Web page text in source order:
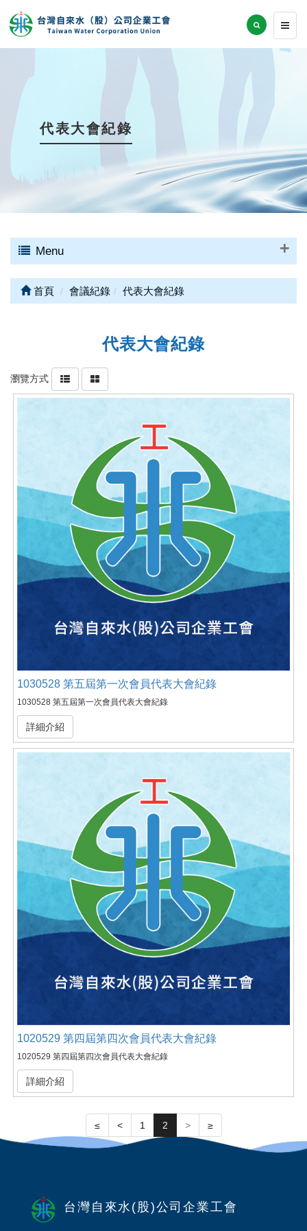
代表大會紀錄
Menu
首頁 會議紀錄 代表大會紀錄
代表大會紀錄
瀏覽方式
1030528 第五屆第一次會員代表大會紀錄
1030528 第五屆第一次會員代表大會紀錄
詳細介紹
1020529 第四屆第四次會員代表大會紀錄
1020529 第四屆第四次會員代表大會紀錄
詳細介紹
≤ < 1 2 > ≥
台灣自來水(股)公司企業工會